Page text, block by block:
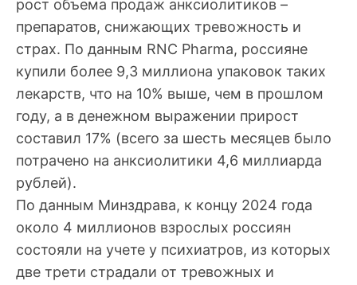
рост объема продаж анксиолитиков –
препаратов, снижающих тревожность и
страх. По данным RNC Pharma, россияне
купили более 9,3 миллиона упаковок таких
лекарств, что на 10% выше, чем в прошлом
году, а в денежном выражении прирост
составил 17% (всего за шесть месяцев было
потрачено на анксиолитики 4,6 миллиарда
рублей).
По данным Минздрава, к концу 2024 года
около 4 миллионов взрослых россиян
состояли на учете у психиатров, из которых
две трети страдали от тревожных и